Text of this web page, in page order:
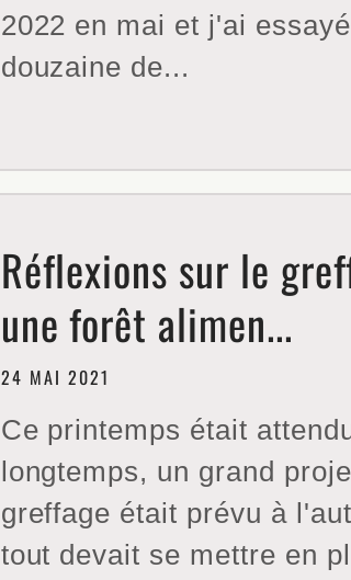
2022 en mai et j'ai
douzaine de...
Réflexions sur le
une forêt alimen...
24 MAI 2021
Ce printemps était
longtemps, un grand
greffage était prévu à
tout devait se mettre en